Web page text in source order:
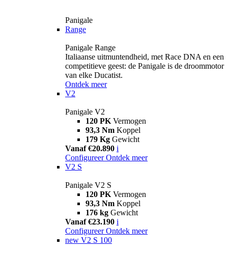
Panigale
Range
Panigale Range
Italiaanse uitmuntendheid, met Race DNA en een
competitieve geest: de Panigale is de droommotor
van elke Ducatist.
Ontdek meer
V2
Panigale V2
120 PK Vermogen
93,3 Nm Koppel
179 Kg Gewicht
Vanaf €20.890 i
Configureer Ontdek meer
V2 S
Panigale V2 S
120 PK Vermogen
93,3 Nm Koppel
176 kg Gewicht
Vanaf €23.190 i
Configureer Ontdek meer
new V2 S 100